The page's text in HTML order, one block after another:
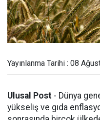
Yayınlanma Tarihi : 08
Ulusal Post - Dünya
yükseliş ve gıda